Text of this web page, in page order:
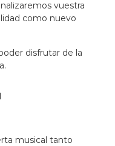
vuestra
como nuevo
disfrutar de la
musical tanto